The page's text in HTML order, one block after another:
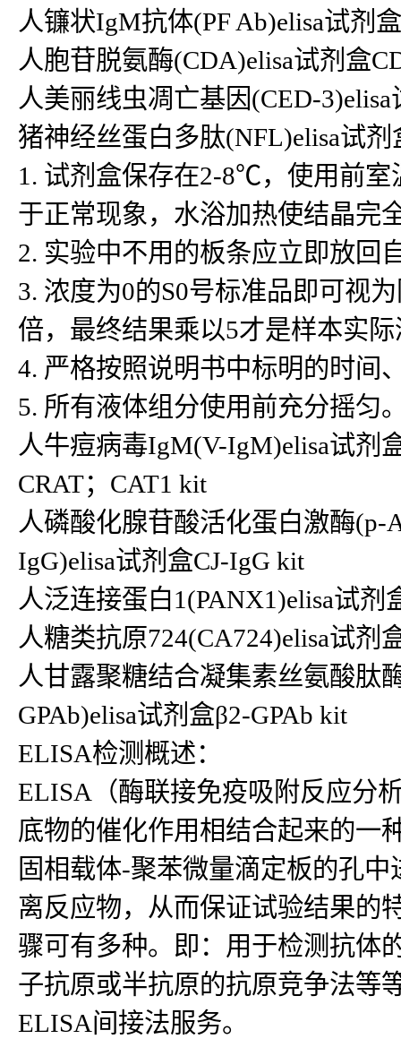
人镰状IgM抗体(PF Ab)elisa试剂
人胞苷脱氨酶(CDA)elisa试剂盒
人美丽线虫凋亡基因(CED-
猪神经丝蛋白多肽(NFL)elisa试
1. 试剂盒保存在2-8℃，使用前
于正常现象，水浴加热使结晶完
2. 实验中不用的板条应立即放回
3. 浓度为0的S0号标准品即可视
倍，最终结果乘以5才是样本实
4. 严格按照说明书中标明的时间
5. 所有液体组分使用前充分摇匀
人牛痘病毒IgM(V-IgM)elisa试剂
CRAT；CAT1 kit
人磷酸化腺苷酸活化蛋白激酶(p-
IgG)elisa试剂盒CJ-IgG kit
人泛连接蛋白1(PANX1)elisa试
人糖类抗原724(CA724)elisa试剂
人甘露聚糖结合凝集素丝氨酸肽
GPAb)elisa试剂盒β2-GPAb kit
ELISA检测概述：
ELISA（酶联接免疫吸附反应分
底物的催化作用相结合起来的一
固相载体-聚苯微量滴定板的孔
离反应物，从而保证试验结果的
骤可有多种。即：用于检测抗体
子抗原或半抗原的抗原竞争法等
ELISA间接法服务。